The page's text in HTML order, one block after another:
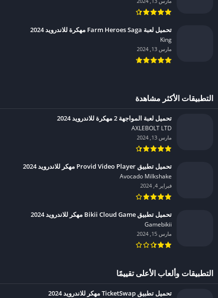
تحميل لعبة Farm Heroes Saga مهكرة للاندرويد 2024
King‏
مارس 13, 2024
التطبيقات الأكثر مشاهدة
تحميل لعبة المواجهة 2 مهكرة للاندرويد 2024
AXLEBOLT LTD‏
مارس 13, 2024
تحميل تطبيق Provid Video Player مهكر للاندرويد 2024
Avocado Milkshake‏
فبراير 4, 2024
تحميل تطبيق Bikii Cloud Game مهكر للاندرويد 2024
Gamebikii‏
مارس 15, 2024
التطبيقات وألعاب الأعلى تقييمًا
تحميل تطبيق TicketSwap مهكر للاندرويد 2024